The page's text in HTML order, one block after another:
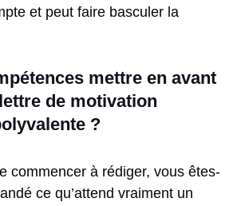
et peut faire basculer la
mettre en avant
de motivation
?
commencer à rédiger, vous êtes-
ce qu’attend vraiment un